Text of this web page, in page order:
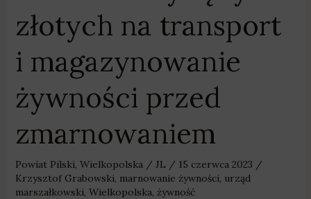
złotych na transport
i magazynowanie
żywności przed
zmarnowaniem
Powiat Pilski, Wielkopolska/ JL / 15 czerwca 2023 /
Krzysztof Grabowski, marnowanie żywności, urząd
marszałkowski, Wielkopolska, żywność